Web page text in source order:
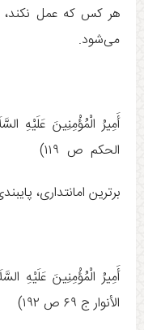
هر کس که عمل نکند،
می‌شود.
أَمِيرُ الْمُؤْمِنِينَ عَلَيْهِ
الحكم ص ۱۱۹)
برترين امانتدارى،
أَمِيرُ الْمُؤْمِنِينَ عَلَيْهِ
الأنوار ج ‏۶۹ ص ۱۹۲)